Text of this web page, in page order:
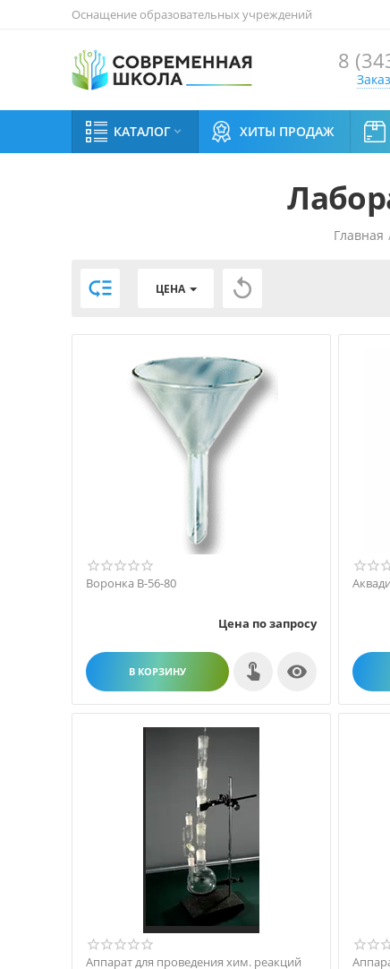
Оснащение образовательных учреждений
8
КАТАЛОГ  ХИТЫ ПРОДАЖ
Главная
 ЦЕНА 
Воронка В-56-80
Цена по запросу
В КОРЗИНУ 
Аппарат для проведения хим. реакций